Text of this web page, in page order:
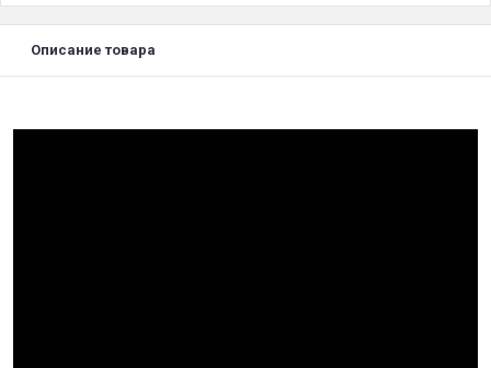
Описание товара